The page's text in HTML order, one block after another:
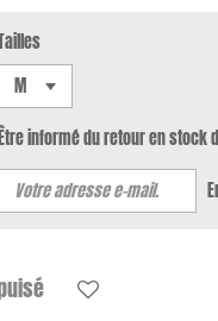
informé du retour en stock